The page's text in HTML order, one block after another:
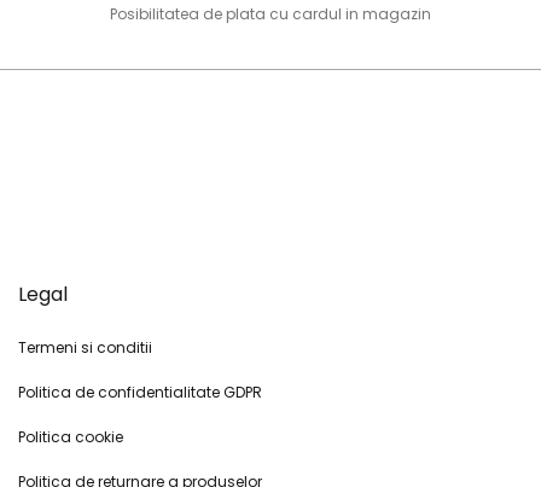
Posibilitatea de plata cu cardul in magazin
Legal
Termeni si conditii
Politica de confidentialitate GDPR
Politica cookie
Politica de returnare a produselor